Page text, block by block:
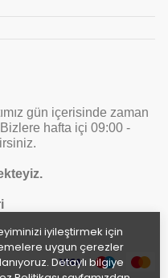
iyileştirmek için
uygun çerezler
Detaylı bilgiye
gün içerisinde zaman
hafta içi 09:00 -